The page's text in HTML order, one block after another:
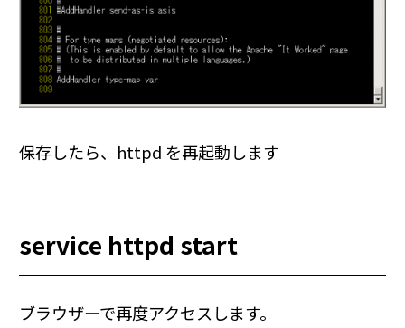
保存したら、httpd を再起動します
service httpd start
ブラウザーで再度アクセスします。